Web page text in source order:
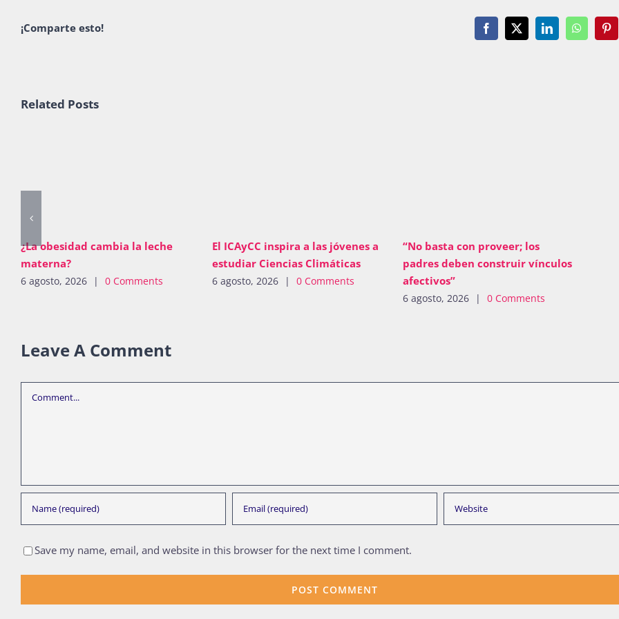
¡Comparte esto! Facebook
X LinkedInWhatsApp
Related Posts
¿La obesidad cambia la leche
materna?
6 agosto, 2026 | 0 Comments
El ICAyCC inspira a las jóvenes a
estudiar Ciencias Climáticas
6 agosto, 2026 | 0 Comments
“No basta con proveer; los
padres deben construir vínculos
afectivos”
6 agosto, 2026 | 0 Comments
Leave A Comment
Comment
Save my name, email, and website in this browser for the next time I comment.